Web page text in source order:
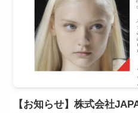
【お知らせ】株式会社